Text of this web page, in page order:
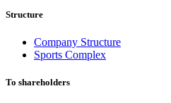
Structure
Company Structure
Sports Complex
To shareholders